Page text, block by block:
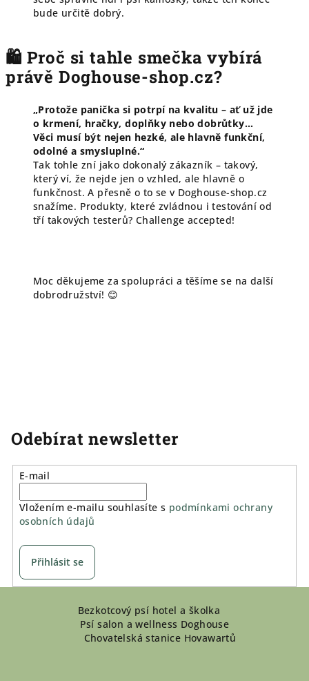
bude určitě dobrý.
🛍 Proč si tahle smečka vybírá
právě Doghouse-shop.cz?
„Protože panička si potrpí na kvalitu – ať už jde
o krmení, hračky, doplňky nebo dobrůtky…
Věci musí být nejen hezké, ale hlavně funkční,
odolné a smysluplné.“
Tak tohle zní jako dokonalý zákazník – takový,
který ví, že nejde jen o vzhled, ale hlavně o
funkčnost. A přesně o to se v Doghouse-shop.cz
snažíme. Produkty, které zvládnou i testování od
tří takových testerů? Challenge accepted!
Moc děkujeme za spolupráci a těšíme se na další
dobrodružství! 😊
Odebírat newsletter
E-mail
Vložením e-mailu souhlasíte s podmínkami ochrany
osobních údajů
Přihlásit se
Bezkotcový psí hotel a školka
Psí salon a wellness Doghouse
Chovatelská stanice Hovawartů